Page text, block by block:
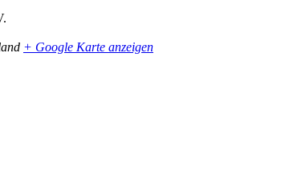
+ Google Karte anzeigen